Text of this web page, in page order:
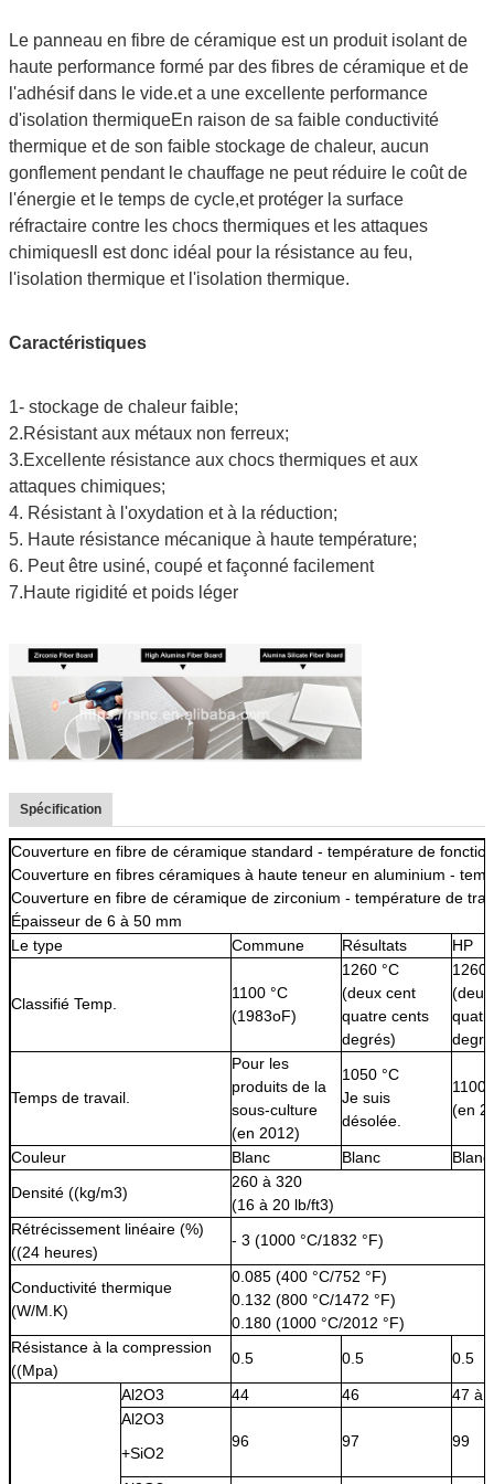
Le panneau en fibre de céramique est un produit isolant de
haute performance formé par des fibres de céramique et de
l'adhésif dans le vide.et a une excellente performance
d'isolation thermiqueEn raison de sa faible conductivité
thermique et de son faible stockage de chaleur, aucun
gonflement pendant le chauffage ne peut réduire le coût de
l'énergie et le temps de cycle,et protéger la surface
réfractaire contre les chocs thermiques et les attaques
chimiquesIl est donc idéal pour la résistance au feu,
l'isolation thermique et l'isolation thermique.
Caractéristiques
1- stockage de chaleur faible;
2.Résistant aux métaux non ferreux;
3.Excellente résistance aux chocs thermiques et aux
attaques chimiques;
4. Résistant à l'oxydation et à la réduction;
5. Haute résistance mécanique à haute température;
6. Peut être usiné, coupé et façonné facilement
7.Haute rigidité et poids léger
Spécification
Couverture en fibre de céramique standard - température de
Couverture en fibres céramiques à haute teneur en aluminium -
Couverture en fibre de céramique de zirconium - température de
Épaisseur de 6 à 50 mm
Le type
Commune Résultats HP
Classifié Temp.
1100 °C
(1983oF)
1260 °C
(deux cent
quatre cents
degrés)
1260
Temps de travail.
Pour les
produits de la
sous-culture
(en 2012)
1050 °C
Je suis
désolée.
1100
(en
Couleur Blanc Blanc
Blanc
Densité ((kg/m3)
260 à 320
(16 à 20 lb/ft3)
Rétrécissement linéaire (%)
((24 heures)
- 3 (1000 °C/1832 °F)
Conductivité thermique
(W/M.K)
0.085 (400 °C/752 °F)
0.132 (800 °C/1472 °F)
0.180 (1000 °C/2012 °F)
Résistance à la compression
((Mpa)
0.5 0.5 0.5
Al2O3 44 46
47 à
Al2O3
+SiO2
96 97 99